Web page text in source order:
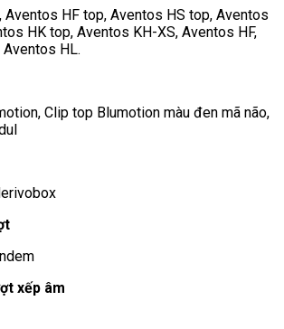
Aventos HF top, Aventos HS top, Aventos
HK top, Aventos KH-XS, Aventos HF,
HL.
Clip top Blumotion màu đen mã não,
xếp âm